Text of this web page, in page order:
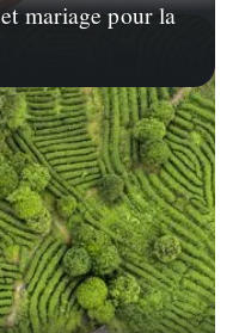
mariage pour la